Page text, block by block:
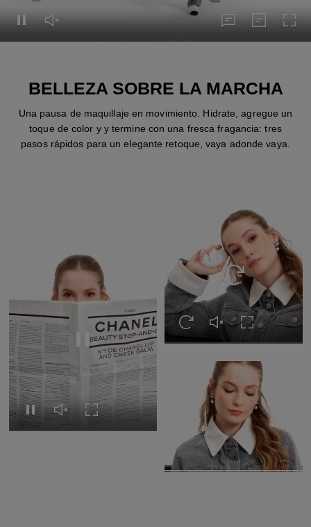
Pausar el vídeo
Activar el sonido del vídeo pies de foto
BELLEZA SOBRE LA MARCHA
Una pausa de maquillaje en movimiento. Hidrate, agregue un
toque de color y y termine con una fresca fragancia: tres
pasos rápidos para un elegante retoque, vaya adonde vaya.
Volver a ver el vídeo
Volver a ver el vídeo
Activar el sonido del vídeo
Expandir a pantalla completa
Volver a ver el
Volver a ver el vídeo
Activar el sonido del
Expandir a
Pausar el vídeo
Pausar el vídeo
Activar el sonido del
Expandir a